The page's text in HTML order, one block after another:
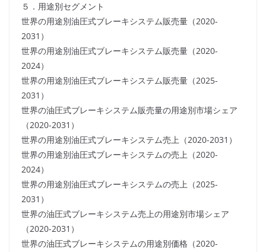
５．用途別セグメント
世界の用途別油圧式ブレーキシステム販売量（2020-
2031）
世界の用途別油圧式ブレーキシステム販売量（2020-
2024）
世界の用途別油圧式ブレーキシステム販売量（2025-
2031）
世界の油圧式ブレーキシステム販売量の用途別市場シェア
（2020-2031）
世界の用途別油圧式ブレーキシステム売上（2020-2031）
世界の用途別油圧式ブレーキシステムの売上（2020-
2024）
世界の用途別油圧式ブレーキシステムの売上（2025-
2031）
世界の油圧式ブレーキシステム売上の用途別市場シェア
（2020-2031）
世界の油圧式ブレーキシステムの用途別価格（2020-